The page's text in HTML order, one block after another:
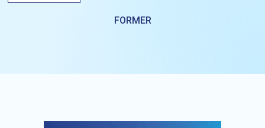
FORMER